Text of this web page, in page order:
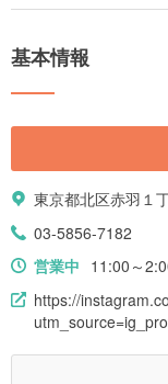
基本情報
東京都北区赤羽１
03-5856-7182
営業中 11:00～
https://